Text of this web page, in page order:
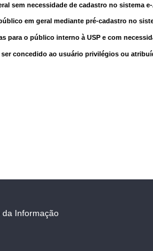
sem necessidade de cadastro no sistema
em geral mediante pré-cadastro no
para o público interno à USP e com
concedido ao usuário privilégios ou
da Informação